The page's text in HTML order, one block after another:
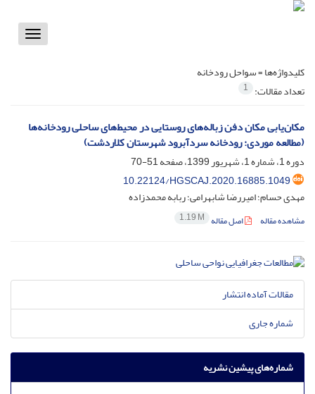
Toggle
کلیدواژه‌ها =سواحل رودخانه
تعداد مقالات: 1
مکان‌یابی مکان دفن زباله‌های روستایی در محیط‌های ساحلی رودخانه‌ها
(مطالعه موردی: رودخانه سردآبرود شهرستان کلاردشت)
دوره 1، شماره 1، شهریور 1399، صفحه
51-70
10.22124/HGSCAJ.2020.16885.1049
مهدی حسام؛ امیررضا شابهرامی؛ ربابه محمدزاده
مشاهده مقاله اصل مقاله 1.19 M
مقالات آماده انتشار
شماره جاری
شماره‌های پیشین نشریه